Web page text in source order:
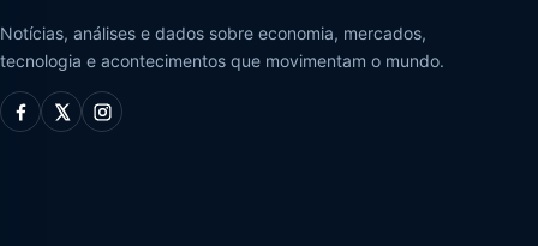
Notícias, análises e dados sobre economia, mercados,
tecnologia e acontecimentos que movimentam o mundo.
Facebook
X Instagram